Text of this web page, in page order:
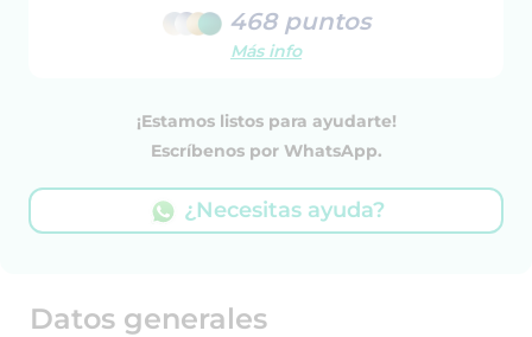
Datos generales
468 puntos
Más info
¡Estamos listos para ayudarte!
Escríbenos por WhatsApp.
¿Necesitas ayuda?